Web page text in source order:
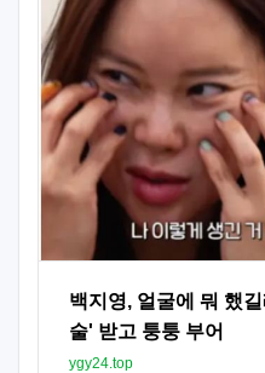
백지영, 얼굴에 뭐 했
술' 받고 퉁퉁 부어
ygy24.top